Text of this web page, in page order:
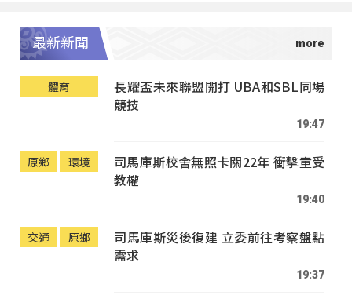
最新新聞
體育
長耀盃未來聯盟開打 UBA和SBL同場
競技
19:47
原鄉 環境
司馬庫斯校舍無照卡關22年 衝擊童受
教權
19:40
交通 原鄉
司馬庫斯災後復建 立委前往考察盤點
需求
19:37